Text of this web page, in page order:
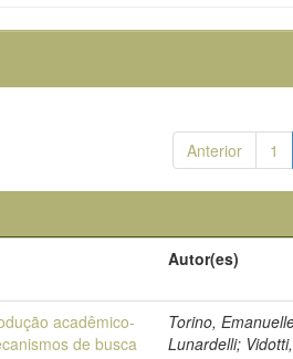
Anterior 1
Autor(es)
acadêmico-
de busca
Torino,
Lunardelli;